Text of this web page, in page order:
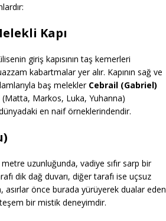
Kapı
giriş kapısının taş kemerleri
kabartmalar yer alır. Kapının sağ ve
baş melekler Cebrail (Gabriel)
(Matta, Markos, Luka, Yuhanna)
en naif örneklerindendir.
uzunluğunda, vadiye sıfır sarp bir
dik dağ duvarı, diğer tarafı ise uçsuz
asırlar önce burada yürüyerek dualar eden
bir mistik deneyimdir.